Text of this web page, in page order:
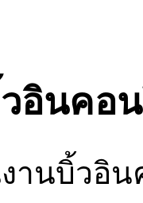
อินคอ
านบิ้วอิ